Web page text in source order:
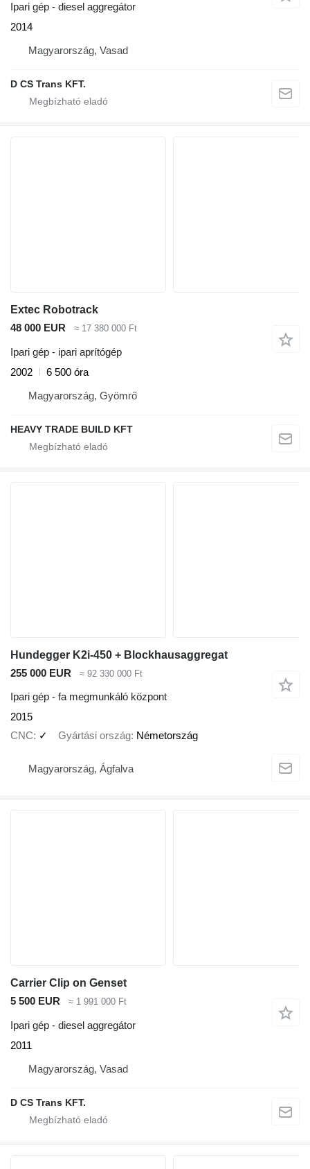
Ipari gép - diesel aggregátor
2014
Magyarország, Vasad
D CS Trans KFT.
Extec Robotrack
48 000 EUR
≈ 17 380 000 Ft
Ipari gép - ipari aprítógép
2002
6 500 óra
Magyarország, Gyömrő
HEAVY TRADE BUILD KFT
Hundegger K2i-450 + Blockhausaggregat
255 000 EUR
≈ 92 330 000 Ft
Ipari gép - fa megmunkáló központ
2015
CNC
✓ Gyártási ország Németország
Magyarország, Ágfalva
Carrier Clip on Genset
5 500 EUR
≈ 1 991 000 Ft
Ipari gép - diesel aggregátor
2011
Magyarország, Vasad
D CS Trans KFT.